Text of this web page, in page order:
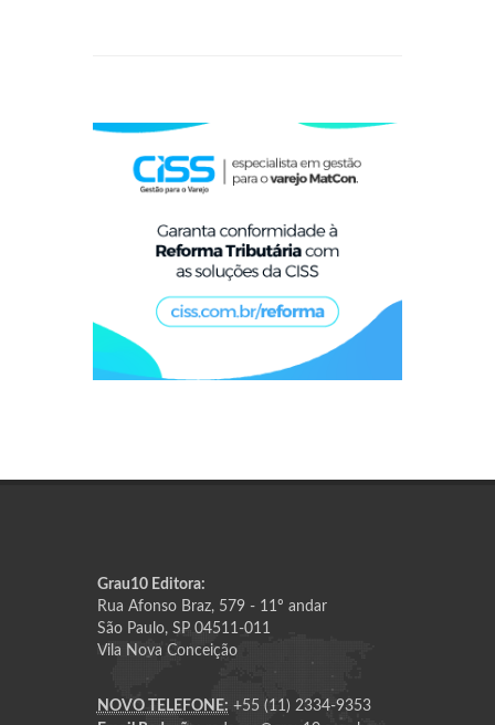
Grau10 Editora:
Rua Afonso Braz, 579 - 11º andar
São Paulo, SP 04511-011
Vila Nova Conceição
NOVO TELEFONE: +55 (11) 2334-9353